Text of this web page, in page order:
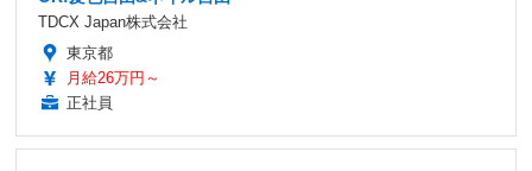
TDCX Japan株式会社
東京都
月給26万円～
正社員